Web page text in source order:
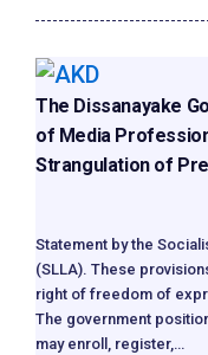
The Dissanayake
of Media
Strangulation of
Statement by the
(SLLA). These
right of freedom of
The government
may enroll, register,…